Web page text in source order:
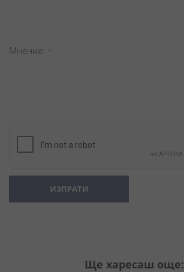
Мнение
ИЗПРАТИ
Ще харесаш още: